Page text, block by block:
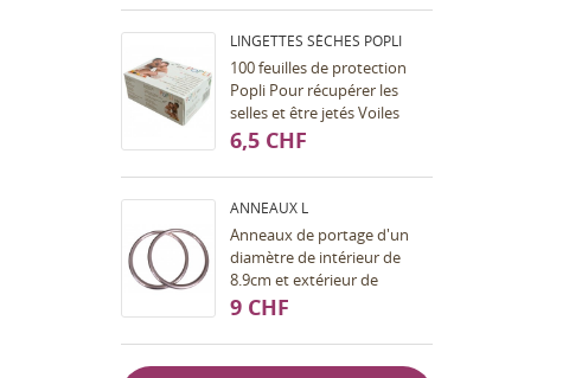
couleur. Les...
LINGETTES SÈCHES POPLI
100 feuilles de protection
Popli Pour récupérer les
selles et être jetés Voiles
résistants et pouvant être
lavés plusieurs fois Doux et
agréable au...
6,5 CHF
ANNEAUX L
Anneaux de portage d'un
diamètre de intérieur de
8.9cm et extérieur de
10.2cm. Pour améliorer vos
faire un sling cousu...
9 CHF